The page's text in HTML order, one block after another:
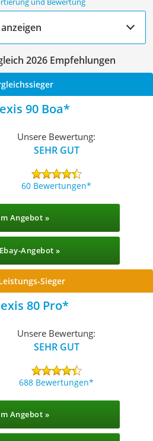
2026 Empfehlungen
90 Boa
Unsere Bewertung:
SEHR GUT
60 Bewertungen
Angebot »
Angebot »
Sieger
80 Pro
Unsere Bewertung:
SEHR GUT
688 Bewertungen
Angebot »